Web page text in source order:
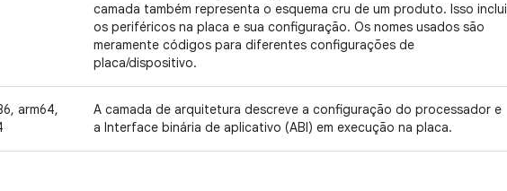
camada também representa o esquema cru de um produto. Isso inclui
os periféricos na placa e sua configuração. Os nomes usados são
meramente códigos para diferentes configurações de
placa/dispositivo.
arm64,
A camada de arquitetura descreve a configuração do processador e
a Interface binária de aplicativo (ABI) em execução na placa.